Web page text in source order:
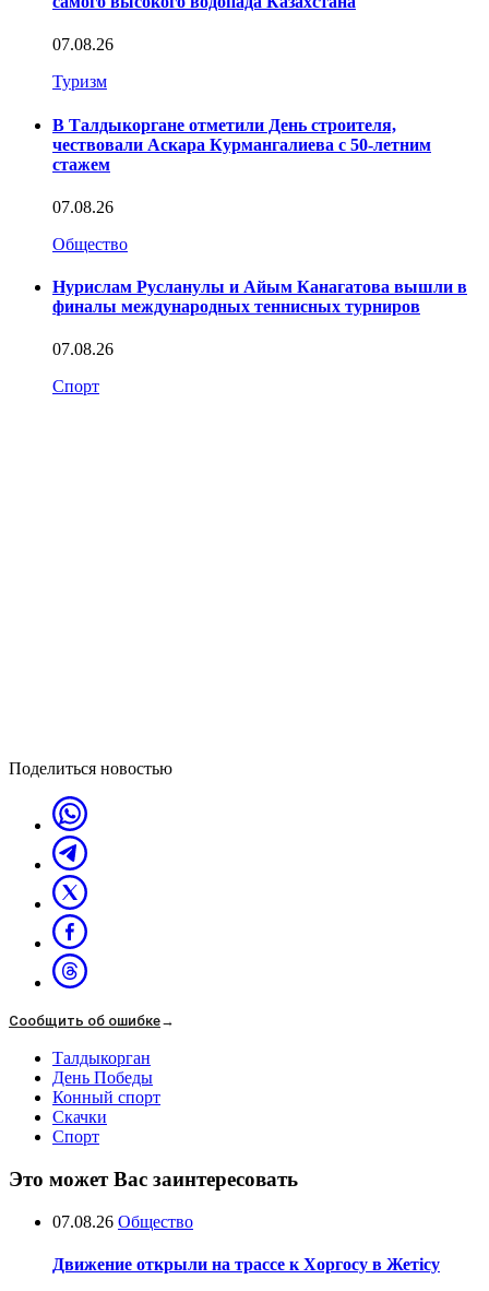
07.08.26
Туризм
В Талдыкоргане отметили День строителя,
чествовали Аскара Курмангалиева с 50-летним
стажем
07.08.26
Общество
Нурислам Русланулы и Айым Канагатова вышли в
финалы международных теннисных турниров
07.08.26
Спорт
Поделиться новостью
Сообщить об ошибке→
Талдыкорган
День Победы
Конный спорт
Скачки
Спорт
Это может Вас заинтересовать
07.08.26 Общество
Движение открыли на трассе к Хоргосу в Жетісу